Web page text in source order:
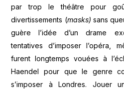
par trop le théâtre pour
divertissements (masks)sans
guère l’idée d’un drame
tentatives d’imposer l’opéra,
furent longtemps vouées à
Haendel pour que le genre
s’imposer à Londres. Jouer